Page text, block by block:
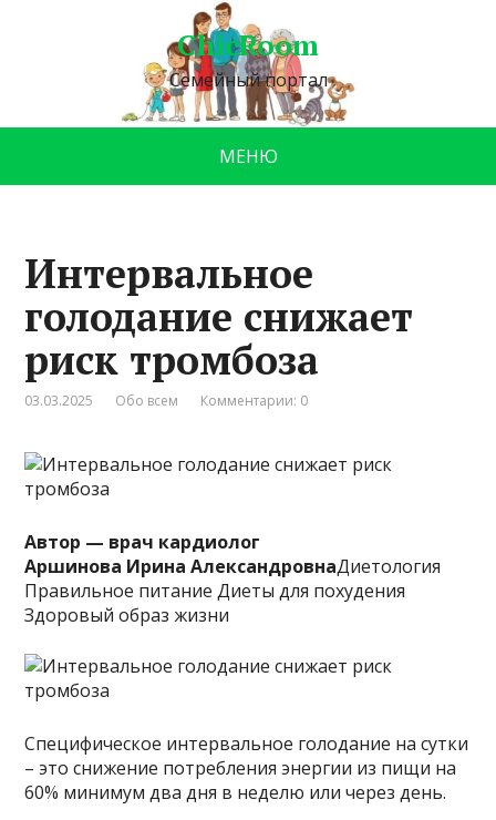
ChicRoom
Семейный портал
МЕНЮ
Интервальное
голодание снижает
риск тромбоза
03.03.2025 Обо всем Комментарии: 0
Автор — врач кардиолог
Аршинова Ирина АлександровнаДиетология
Правильное питание Диеты для похудения
Здоровый образ жизни
Специфическое интервальное голодание на сутки
– это снижение потребления энергии из пищи на
60% минимум два дня в неделю или через день.